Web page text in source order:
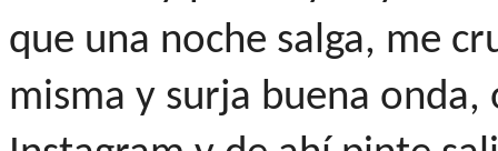
que una noche salga, me
misma y surja buena